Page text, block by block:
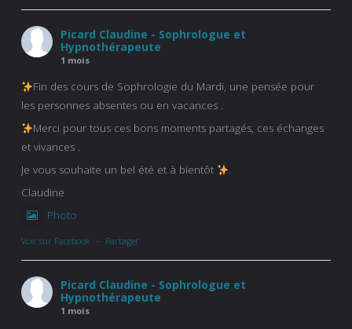
Picard Claudine - Sophrologue et
Hypnothérapeute
1 mois
Fin des cours de Sophrologie du Mardi, une pensée pour
les personnes absentes ou en vacances .
Merci pour tous ces bons moments partagés, ces échanges
et vivances .
Je vous souhaite un bel été et à bientôt
.
Claudine
Photo
Voir sur Facebook · Partager
Picard Claudine - Sophrologue et
Hypnothérapeute
1 mois